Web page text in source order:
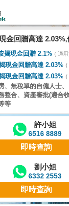
理
金回贈高達 2.03%,
揭現金回贈 2.1% 適
現金回贈高達 2.03%
現金回贈高達 2.03%
、無稅單的自僱人士、
整合、資產審批(適合
等
許小姐
6516 8889
即時查詢
劉小姐
6332 2553
即時查詢